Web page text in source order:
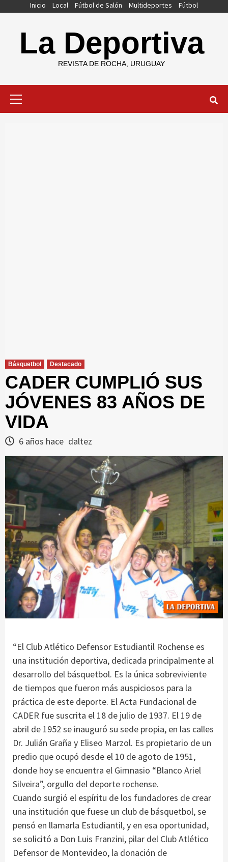
contenido
Inicio Local Fútbol de Salón Multideportes Fútbol
La Deportiva
REVISTA DE ROCHA, URUGUAY
Básquetbol Destacado
CADER CUMPLIÓ SUS
JÓVENES 83 AÑOS DE
VIDA
6 años hace daltez
“El Club Atlético Defensor Estudiantil Rochense es
una institución deportiva, dedicada principalmente al
desarrollo del básquetbol. Es la única sobreviviente
de tiempos que fueron más auspiciosos para la
práctica de este deporte. El Acta Fundacional de
CADER fue suscrita el 18 de julio de 1937. El 19 de
abril de 1952 se inauguró su sede propia, en las calles
Dr. Julián Graña y Eliseo Marzol. Es propietario de un
predio que ocupó desde el 10 de agoto de 1951,
donde hoy se encuentra el Gimnasio “Blanco Ariel
Silveira”, orgullo del deporte rochense.
Cuando surgió el espíritu de los fundadores de crear
una institución que fuese un club de básquetbol, se
pensó en llamarla Estudiantil, y en esa oportunidad,
se solicitó a Don Luis Franzini, pilar del Club Atlético
Defensor de Montevideo, la donación de